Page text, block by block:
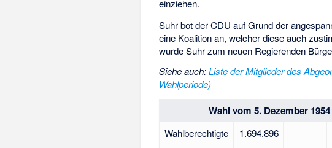
einziehen.
Suhr bot der CDU auf Grund der
eine Koalition an, welcher diese auch
wurde Suhr zum neuen Regierenden
Siehe auch:Liste der Mitglieder des
Wahlperiode)
Wahl vom 5. Dezember 1954
Wahlberechtigte
1.694.896